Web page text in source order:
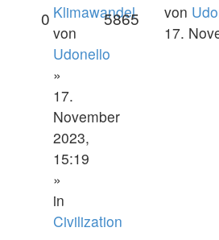
Klimawandel
von
Udonello
»
17.
November
2023,
15:19
»
in
Civilization
0 5865 von
17.